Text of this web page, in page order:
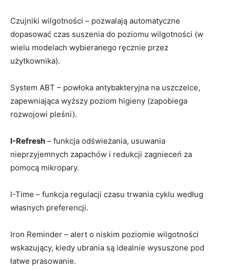
Czujniki wilgotności – pozwalają automatyczne
dopasować czas suszenia do poziomu wilgotności (w
wielu modelach wybieranego ręcznie przez
użytkownika).
System ABT – powłoka antybakteryjna na uszczelce,
zapewniająca wyższy poziom higieny (zapobiega
rozwojowi pleśni).
I-Refresh – funkcja odświeżania, usuwania
nieprzyjemnych zapachów i redukcji zagnieceń za
pomocą mikropary.
I-Time – funkcja regulacji czasu trwania cyklu według
własnych preferencji.
Iron Reminder – alert o niskim poziomie wilgotności
wskazujący, kiedy ubrania są idealnie wysuszone pod
łatwe prasowanie.